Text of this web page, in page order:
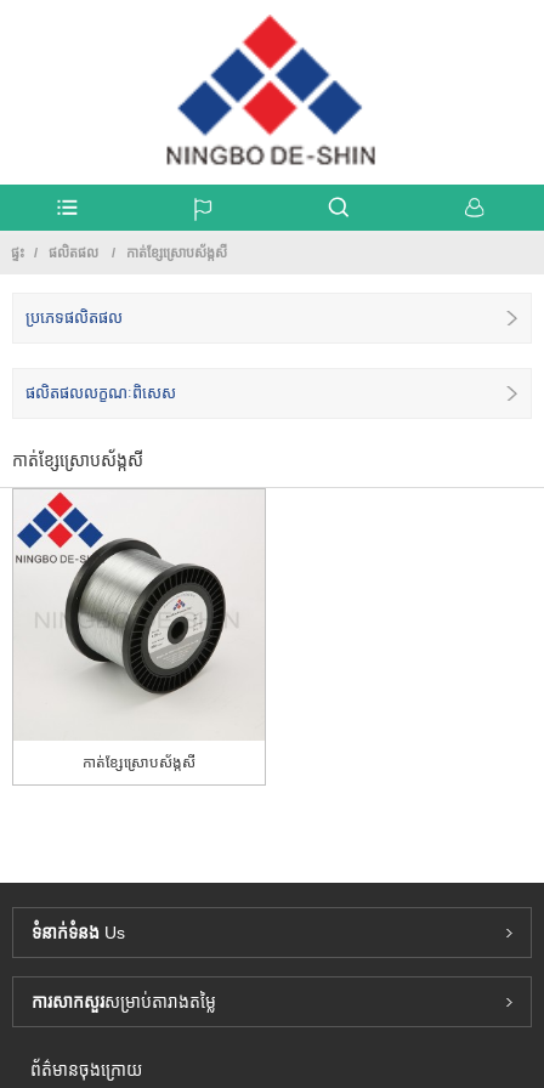
ផ្ទះ ផលិតផល កាត់ខ្សែស្រោបស័ង្កសី
ប្រភេទផលិតផល
ផលិតផលលក្ខណៈពិសេស
កាត់ខ្សែស្រោបស័ង្កសី
កាត់ខ្សែស្រោបស័ង្កសី
ទំនាក់ទំនង Us
ការសាកសួរសម្រាប់តារាងតម្លៃ
ព័ត៌មានចុងក្រោយ